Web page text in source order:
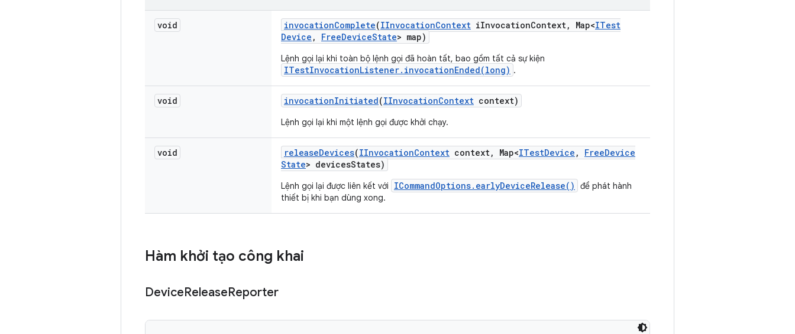
void invocationComplete(IInvocationContext iInvocationContext, Map<ITest
Device , FreeDeviceState> map)
Lệnh gọi lại khi toàn bộ lệnh gọi đã hoàn tất, bao gồm tất cả sự kiện
ITestInvocationListener.invocationEnded(long) .
void invocationInitiated(IInvocationContext context)
Lệnh gọi lại khi một lệnh gọi được khởi chạy.
void releaseDevices(IInvocationContext context, Map<ITestDevice , FreeDevice
State> devicesStates)
Lệnh gọi lại được liên kết với ICommandOptions.earlyDeviceRelease()
để phát hành
thiết bị khi bạn dùng xong.
Hàm khởi tạo công khai
DeviceReleaseReporter